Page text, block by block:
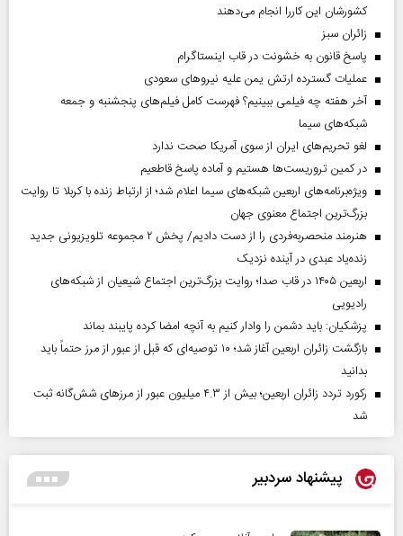
کشورشان این کاررا انجام می‌دهند
‌زائران سبز
پاسخ قانون به خشونت در قاب اینستاگرام
عملیات گسترده ارتش یمن علیه نیروهای سعودی
آخر هفته چه فیلمی ببینیم؟ فهرست کامل فیلم‌های پنجشنبه و جمعه
شبکه‌های سیما
لغو تحریم‌های ایران از سوی آمریکا صحت ندارد
در کمین تروریست‌ها هستیم و آماده پاسخ قاطعیم
ویژه‌برنامه‌های اربعین شبکه‌های سیما اعلام شد؛ از ارتباط زنده با کربلا تا روایت
بزرگ‌ترین اجتماع معنوی جهان
هنرمند منحصر‌به‌فردی را از دست دادیم/ پخش ۲ مجموعه تلویزیونی جدید
زنده‌یاد عبدی در آینده نزدیک
اربعین ۱۴۰۵ در قاب صدا؛ روایت بزرگ‌ترین اجتماع شیعیان از شبکه‌های
رادیویی
پزشکیان: باید دشمن را وادار کنیم به آنچه امضا کرده پایبند بماند
بازگشت زائران اربعین آغاز شد؛ ۱۰ توصیه‌ای که قبل از عبور از مرز حتماً باید
بدانید
رکورد تردد زائران اربعین؛ بیش از ۴.۳ میلیون عبور از مرزهای شش‌گانه ثبت
شد
پیشنهاد سردبیر